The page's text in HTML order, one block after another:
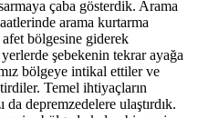
çaba gösterdik. Arama
arama kurtarma
afet bölgesine giderek
şebekenin tekrar ayağa
bölgeye intikal ettiler ve
Temel ihtiyaçların
da depremzedelere ulaştırdık.